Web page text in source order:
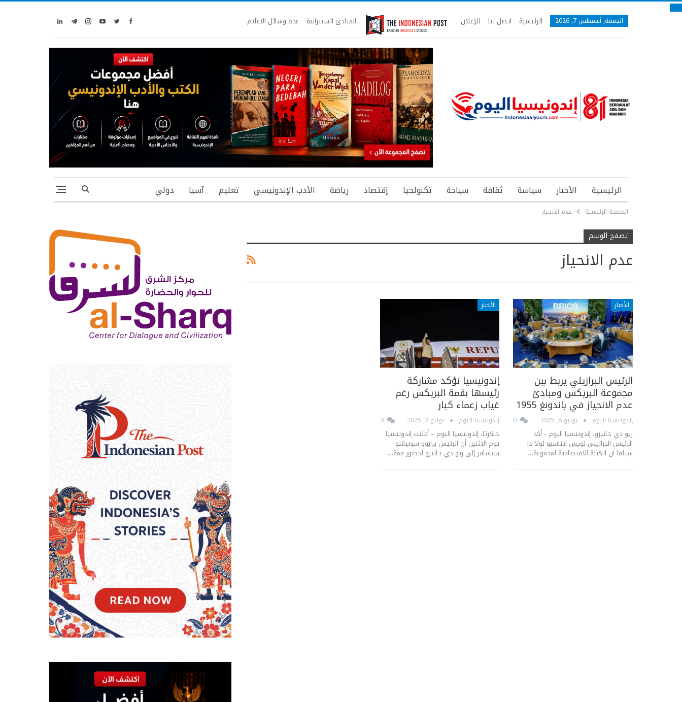
الجمعة, أغسطس 7, 2026 الرئيسية اتصل بنا للإعلان المبادئ السيبرانية عدة وسائل الاعلام
الرئيسية الأخبار سياسة ثقافة سياحة تكنولجيا إقتصاد رياضة الأدب الإندونيسي تعليم آسيا دولي
الصفحة الرئيسية عدم الانحياز
تصفح الوسم
عدم الانحياز
الأخبار
الرئيس البرازيلي يربط بين
مجموعة البريكس ومبادئ
عدم الانحياز في باندونغ 1955
إندونيسيا اليوم يوليو 8, 2025
ريو دي جانيرو، إندونيسيا اليوم - أكد
الرئيس البرازيلي لويس إيناسيو لولا دا
سيلفا أن الكتلة الاقتصادية لمجموعة…
الأخبار
إندونيسيا تؤكد مشاركة
رئيسها بقمة البريكس رغم
غياب زعماء كبار
إندونيسيا اليوم يوليو 2, 2025 0
جاكرتا، إندونيسيا اليوم – أعلنت إندونيسيا
يوم الاثنين أن الرئيس برابوو سوبيانتو
سيسافر إلى ريو دي جانيرو لحضور قمة…